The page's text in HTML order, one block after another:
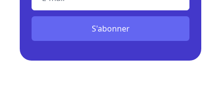
S'abonner